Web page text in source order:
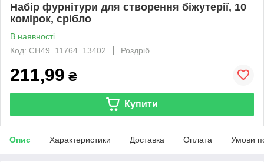
Набір фурнітури для створення біжутерії, 10
комірок, срібло
В наявності
Код: CH49_11764_13402
Роздріб
211,99 ₴
Купити
Опис Характеристики Доставка Оплата Умови